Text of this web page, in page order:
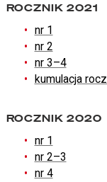
ROCZNIK 2021
nr 1
nr 2
nr 3–4
kumulacja
ROCZNIK 2020
nr 1
nr 2–3
nr 4